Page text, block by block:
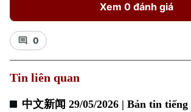
Xem 0 đánh giá
0
Tin liên quan
中文新闻 29/05/2026 | Bản tin